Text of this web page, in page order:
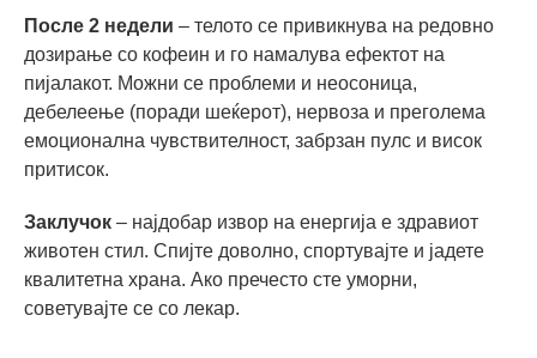
После 2 недели – телото се привикнува на редовно
дозирање со кофеин и го намалува ефектот на
пијалакот. Можни се проблеми и неосоница,
дебелеење (поради шеќерот), нервоза и преголема
емоционална чувствителност, забрзан пулс и висок
притисок.
Заклучок – најдобар извор на енергија е здравиот
животен стил. Спијте доволно, спортувајте и јадете
квалитетна храна. Ако пречесто сте уморни,
советувајте се со лекар.